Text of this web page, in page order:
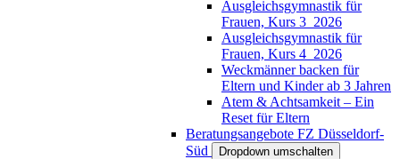
Ausgleichsgymnastik für
Frauen, Kurs 3_2026
Ausgleichsgymnastik für
Frauen, Kurs 4_2026
Weckmänner backen für
Eltern und Kinder ab 3 Jahren
Atem & Achtsamkeit – Ein
Reset für Eltern
Beratungsangebote FZ Düsseldorf-
Süd
Dropdown umschalten